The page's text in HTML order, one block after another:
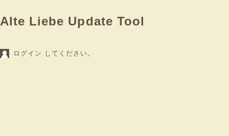
Alte Liebe Update Tool
ログイン してください。